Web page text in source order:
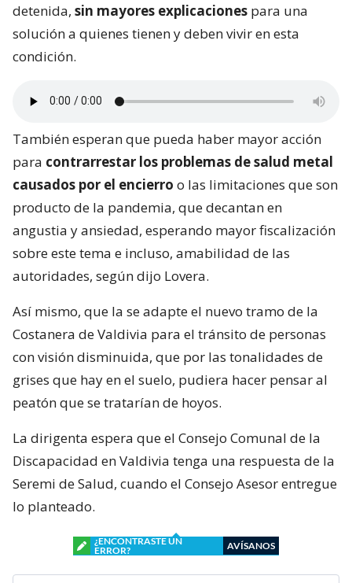
detenida, sin mayores explicaciones para una
solución a quienes tienen y deben vivir en esta
condición.
También esperan que pueda haber mayor acción
para contrarrestar los problemas de salud metal
causados por el encierro o las limitaciones que son
producto de la pandemia, que decantan en
angustia y ansiedad, esperando mayor fiscalización
sobre este tema e incluso, amabilidad de las
autoridades, según dijo Lovera.
Así mismo, que la se adapte el nuevo tramo de la
Costanera de Valdivia para el tránsito de personas
con visión disminuida, que por las tonalidades de
grises que hay en el suelo, pudiera hacer pensar al
peatón que se tratarían de hoyos.
La dirigenta espera que el Consejo Comunal de la
Discapacidad en Valdivia tenga una respuesta de la
Seremi de Salud, cuando el Consejo Asesor entregue
lo planteado.
¿ENCONTRASTE UN
ERROR?
AVÍSANOS